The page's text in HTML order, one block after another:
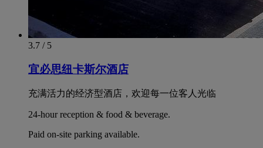
3.7 / 5
宜必思纽卡斯尔酒店
充满活力的经济型酒店，欢迎每一位客人光临
24-hour reception & food & beverage.
Paid on-site parking available.